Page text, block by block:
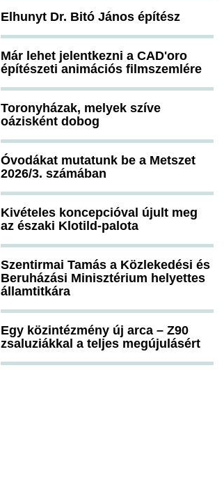
Elhunyt Dr. Bitó János építész
Már lehet jelentkezni a CAD'oro
építészeti animációs filmszemlére
Toronyházak, melyek szíve
oázisként dobog
Óvodákat mutatunk be a Metszet
2026/3. számában
Kivételes koncepcióval újult meg
az északi Klotild-palota
Szentirmai Tamás a Közlekedési és
Beruházási Minisztérium helyettes
államtitkára
Egy közintézmény új arca – Z90
zsaluziákkal a teljes megújulásért